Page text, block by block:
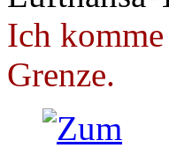
Ich
Grenze.